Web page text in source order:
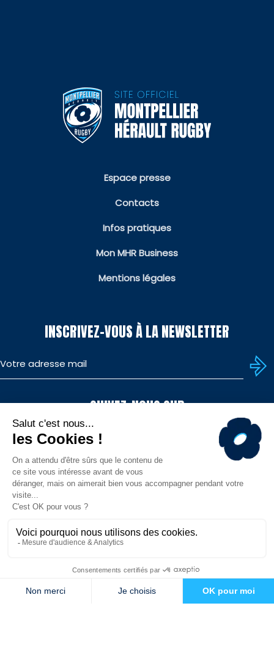
Espace presse
Contacts
Infos pratiques
Mon MHR Business
Mentions légales
INSCRIVEZ-VOUS À LA NEWSLETTER
SUIVEZ-NOUS SUR
TÉLÉCHARGEZ L'APP
© MHR - Site officiel - Tous droits réservés